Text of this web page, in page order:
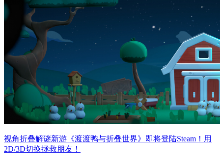
视角折叠解谜新游《渡渡鸭与折叠世界》即将登陆Steam！用
2D/3D切换拯救朋友！